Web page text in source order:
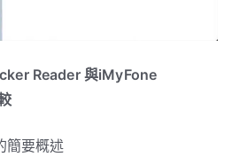
Reader 與iMyFone
簡要概述